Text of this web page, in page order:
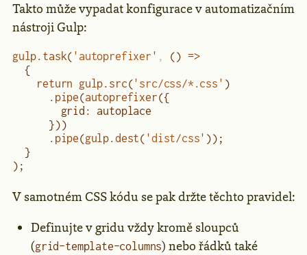
Takto může vypadat konfigurace v automatizačním
nástroji Gulp:
gulp.task( 'autoprefixer' , () =>
  {
    return
gulp.src('src/css/*.css' )
      .pipe
(autoprefixer({
        grid
:
autoplace
      }))
      .pipe
(gulp.dest( 'dist/css' ));
  }
);
V samotném CSS kódu se pak držte těchto pravidel:
Definujte v gridu vždy kromě sloupců
(grid-template-columns) nebo řádků také